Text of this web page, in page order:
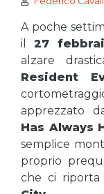
A poche
il 27
alzare
Resident
apprezzato
Has Always
semplice
proprio
che ci